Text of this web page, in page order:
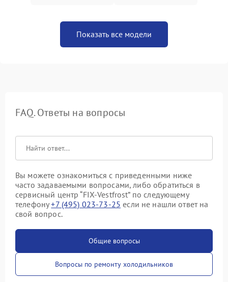
Показать все модели
FAQ. Ответы на вопросы
Вы можете ознакомиться с приведенными ниже
часто задаваемыми вопросами, либо обратиться в
сервисный центр “FIX-Vestfrost” по следующему
телефону+7 (495) 023-73-25 если не нашли ответ на
свой вопрос.
Общие вопросы
Вопросы по ремонту холодильников